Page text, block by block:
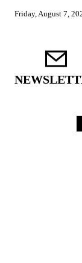
Friday, August 7,